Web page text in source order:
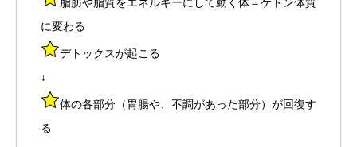
に変わる
デトックスが起こる
↓
体の各部分（胃腸や、不調があった部分）が回復す
る